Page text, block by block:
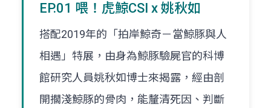
EP.01 喂！虎鯨CSI x 姚秋如
搭配2019年的「拍岸鯨奇－當鯨豚與人
相遇」特展，由身為鯨豚驗屍官的科博
館研究人員姚秋如博士來揭露，經由剖
開擱淺鯨豚的骨肉，能釐清死因、判斷